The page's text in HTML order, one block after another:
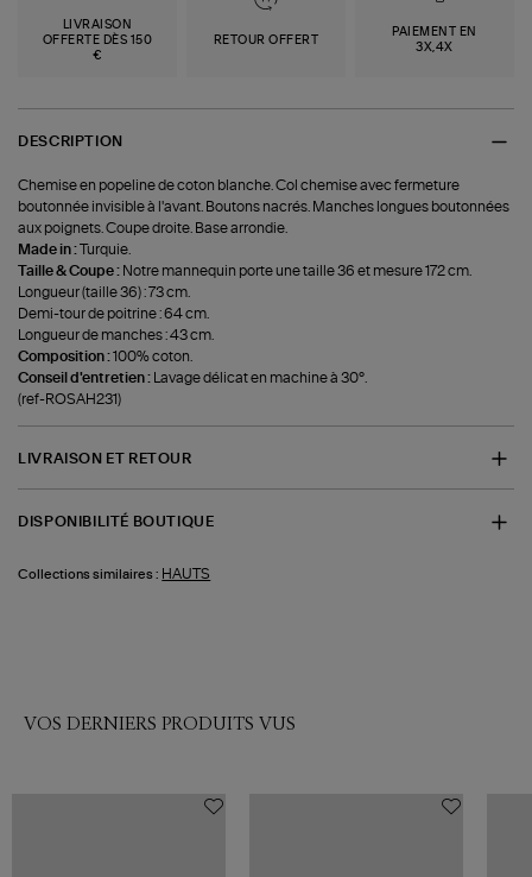
LIVRAISON
OFFERTE DÈS 150
€
RETOUR OFFERT
PAIEMENT EN
3X,4X
DESCRIPTION
Chemise en popeline de coton blanche. Col chemise avec fermeture
boutonnée invisible à l'avant. Boutons nacrés. Manches longues boutonnées
aux poignets. Coupe droite. Base arrondie.
Made in :Turquie.
Taille & Coupe : Notre mannequin porte une taille 36 et mesure 172 cm.
Longueur (taille 36) : 73 cm.
Demi-tour de poitrine : 64 cm.
Longueur de manches : 43 cm.
Composition :100% coton.
Conseil d'entretien :
Lavage délicat en machine à 30°.
(ref-ROSAH231)
LIVRAISON ET RETOUR
DISPONIBILITÉ BOUTIQUE
Collections similaires : HAUTS
VOS DERNIERS PRODUITS VUS